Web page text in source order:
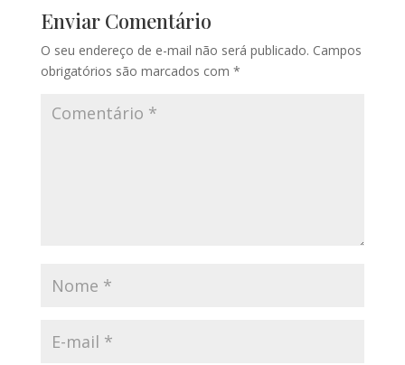
Enviar Comentário
O seu endereço de e-mail não será publicado. Campos
obrigatórios são marcados com *